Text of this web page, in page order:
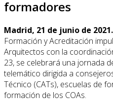
formadores
Madrid, 21 de junio de 2021.
Formación y Acreditación
Arquitectos con la
23, se celebrará una jornada
telemático dirigida a
Técnico (CATs), escuelas de
formación de los COAs.